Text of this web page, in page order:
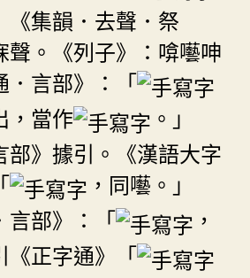
《集韻．去聲．祭
聲。《列子》：啽囈呻
．言部》：「
，當作
。」
部》據引。《漢語大字
，同囈。」
言部》：「
，
《正字通》「